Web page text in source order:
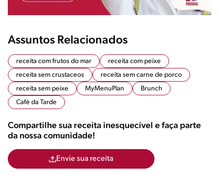
Assuntos Relacionados
receita com frutos do mar
receita com peixe
receita sem crustaceos
receita sem carne de porco
receita sem peixe
MyMenuPlan
Brunch
Café da Tarde
Compartilhe sua receita inesquecível e faça parte
da nossa comunidade!
Envie sua receita